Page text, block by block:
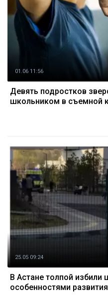
01.06 11:56
Девять подростков
школьником в съемной
25.05 09:24
В Астане толпой избили
особенностями развития